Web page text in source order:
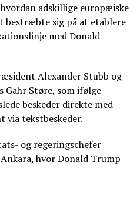
adskillige europæiske
bestræbte sig på at etablere
med Donald
Alexander Stubb og
Gahr Støre, som ifølge
beskeder direkte med
via tekstbeskeder.
og regeringschefer
hvor Donald Trump